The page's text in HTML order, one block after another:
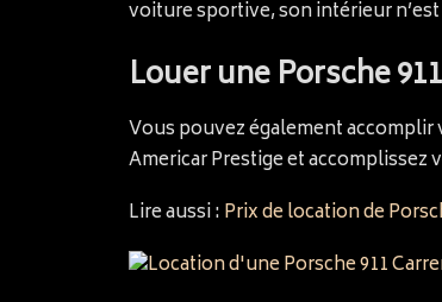
voiture sportive, son intérieur
Louer une Porsche
Vous pouvez également accomplir
Americar Prestige et
Lire aussi :Prix de location de